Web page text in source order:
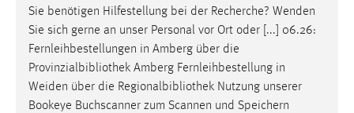
Sie benötigen Hilfestellung bei der Recherche? Wenden
Sie sich gerne an unser Personal vor Ort oder [...] 06.26:
Fernleihbestellungen in Amberg über die
Provinzialbibliothek Amberg Fernleihbestellung in
Weiden über die Regionalbibliothek Nutzung unserer
Bookeye Buchscanner zum Scannen und Speichern